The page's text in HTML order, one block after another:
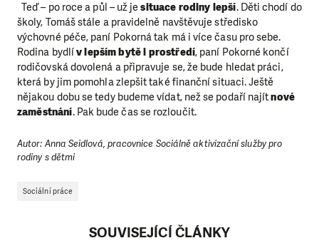
Teď – po roce a půl – už jesituace rodiny lepší. Děti chodí do
školy, Tomáš stále a pravidelně navštěvuje středisko
výchovné péče, paní Pokorná tak má i více času pro sebe.
Rodina bydlív lepším bytě i prostředí, paní Pokorné končí
rodičovská dovolená a připravuje se, že bude hledat práci,
která by jim pomohla zlepšit také finanční situaci. Ještě
nějakou dobu se tedy budeme vídat, než se podaří najítnové
zaměstnání. Pak bude čas se rozloučit.
Autor: Anna Seidlová, pracovnice Sociálně aktivizační služby pro
rodiny s dětmi
Sociální práce
SOUVISEJÍCÍ ČLÁNKY